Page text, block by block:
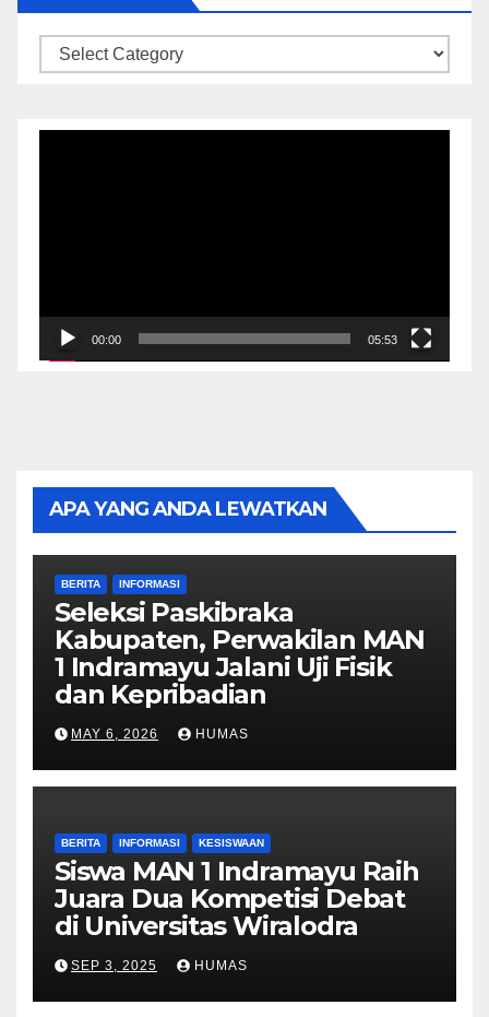
Categories
00:00 05:53
APA YANG ANDA LEWATKAN
BERITA INFORMASI
Seleksi Paskibraka
Kabupaten, Perwakilan MAN
1 Indramayu Jalani Uji Fisik
dan Kepribadian
MAY 6, 2026 HUMAS
BERITA INFORMASI KESISWAAN
Siswa MAN 1 Indramayu Raih
Juara Dua Kompetisi Debat
di Universitas Wiralodra
SEP 3, 2025 HUMAS